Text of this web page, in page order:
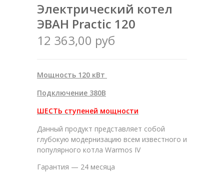
Электрический котел
ЭВАН Practic 120
12 363,00 руб
Мощность 120 кВт
Подключение 380В
ШЕСТЬ ступеней мощности
Данный продукт представляет собой
глубокую модернизацию всем известного и
популярного котла Warmos IV
Гарантия — 24 месяца